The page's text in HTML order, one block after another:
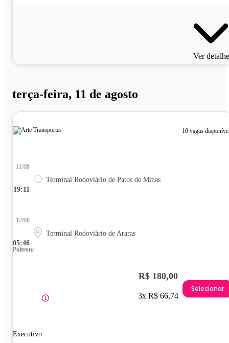
Ver
terça-feira, 11 de agosto
10 vagas
19:11
11/08
Terminal Rodoviário de Patos de Minas
05:46
12/08
Terminal Rodoviário de Araras
Poltrona
Executivo
R$ 180,00
3x R$ 66,74
Selecionar